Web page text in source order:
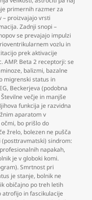
primernih razmer za
– proizvajajo vrsti
Zadnji snopi –
se prevajajo impulzi
vozlu in
prek aktivacije
AMP. Beta 2 receptorji: se
, balizmi, bazalne
migrenski status in
, Beckerjeva (podobna
večje in manjše
funkcija je razvidna
aparatom v
, bo prišlo do
žrelo, bolezen ne pušča
(posttravmatski) sindrom:
napakah,
je v globoki komi.
Smrtnost pri
je stanje, bolnik ne
običajno po treh letih
atrofijo in fascikulacije